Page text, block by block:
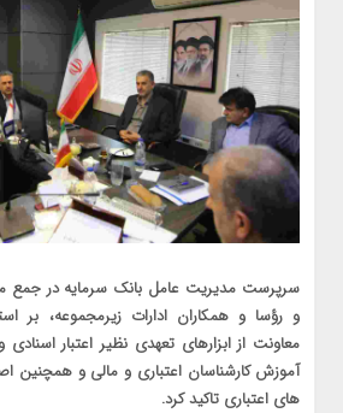
سرپرست مدیریت عامل بانک سرمایه در جمع
و رؤسا و همکاران ادارات زیرمجموعه، بر
معاونت از ابزارهای تعهدی نظیر اعتبار
آموزش کارشناسان اعتباری و مالی و همچنین
های اعتباری تاکید کرد.